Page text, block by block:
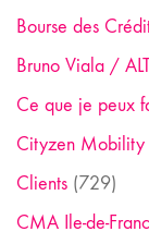
Bourse des
Bruno Viala /
Ce que je peux
Cityzen Mobility
Clients (729)
CMA Ile-de-